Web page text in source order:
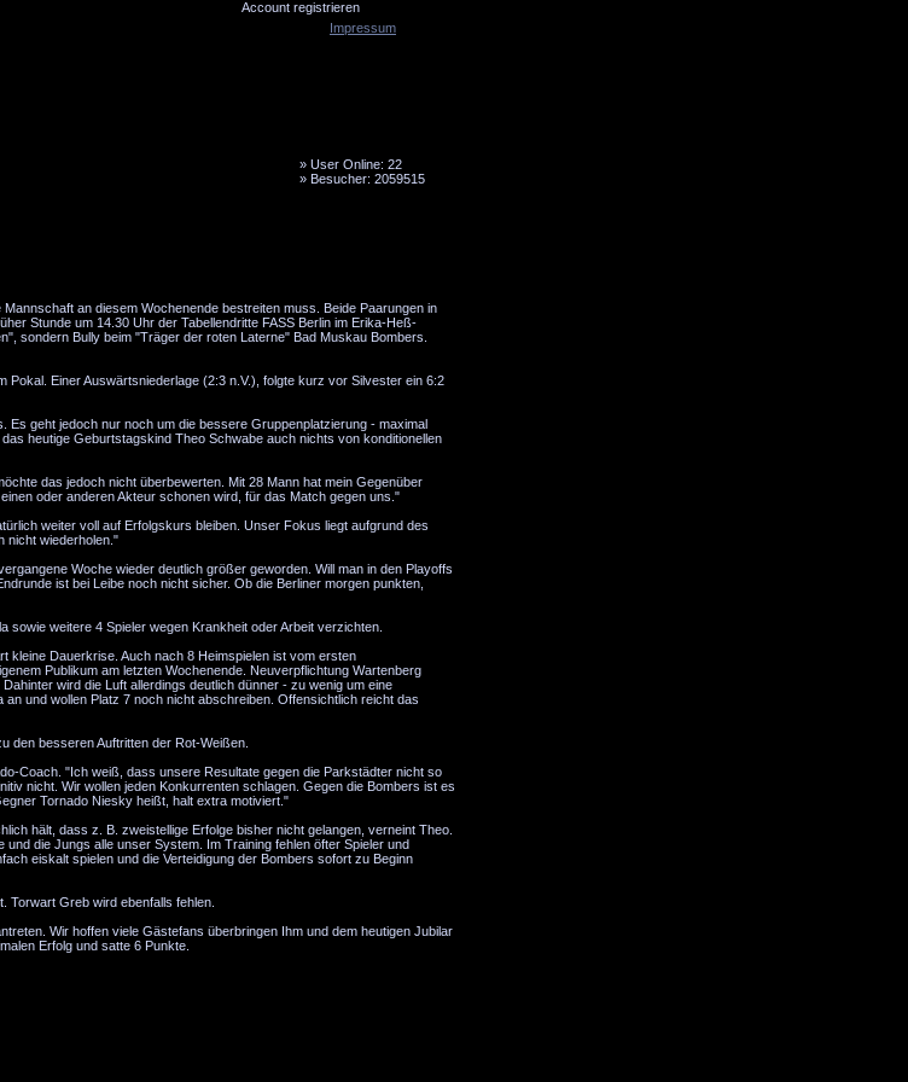
Account registrieren
» User Online: 22
» Besucher: 2059515
an diesem Wochenende bestreiten muss. Beide Paarungen in
Stunde um 14.30 Uhr der Tabellendritte FASS Berlin im Erika-Heß-
sondern Bully beim "Träger der roten Laterne" Bad Muskau Bombers.
Einer Auswärtsniederlage (2:3 n.V.), folgte kurz vor Silvester ein 6:2
Es geht jedoch nur noch um die bessere Gruppenplatzierung - maximal
heutige Geburtstagskind Theo Schwabe auch nichts von konditionellen
das jedoch nicht überbewerten. Mit 28 Mann hat mein Gegenüber
oder anderen Akteur schonen wird, für das Match gegen uns."
weiter voll auf Erfolgskurs bleiben. Unser Fokus liegt aufgrund des
nicht wiederholen."
Woche wieder deutlich größer geworden. Will man in den Playoffs
ist bei Leibe noch nicht sicher. Ob die Berliner morgen punkten,
weitere 4 Spieler wegen Krankheit oder Arbeit verzichten.
kleine Dauerkrise. Auch nach 8 Heimspielen ist vom ersten
Publikum am letzten Wochenende. Neuverpflichtung Wartenberg
wird die Luft allerdings deutlich dünner - zu wenig um eine
und wollen Platz 7 noch nicht abschreiben. Offensichtlich reicht das
den besseren Auftritten der Rot-Weißen.
Coach. "Ich weiß, dass unsere Resultate gegen die Parkstädter nicht so
nicht. Wir wollen jeden Konkurrenten schlagen. Gegen die Bombers ist es
Tornado Niesky heißt, halt extra motiviert."
hält, dass z. B. zweistellige Erfolge bisher nicht gelangen, verneint Theo.
die Jungs alle unser System. Im Training fehlen öfter Spieler und
eiskalt spielen und die Verteidigung der Bombers sofort zu Beginn
Torwart Greb wird ebenfalls fehlen.
Wir hoffen viele Gästefans überbringen Ihm und dem heutigen Jubilar
Erfolg und satte 6 Punkte.
Impressum